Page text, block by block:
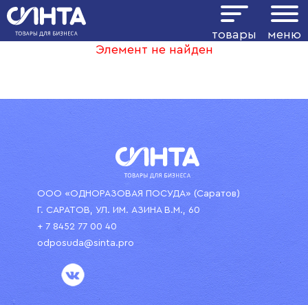
товары
меню
Элемент не найден
ООО «ОДНОРАЗОВАЯ ПОСУДА» (Саратов)
Г. САРАТОВ, УЛ. ИМ. АЗИНА В.М., 60
+ 7 8452 77 00 40
odposuda@sinta.pro